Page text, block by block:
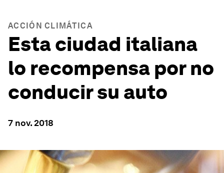
ACCIÓN CLIMÁTICA
Esta ciudad italiana
lo recompensa por no
conducir su auto
7 nov. 2018